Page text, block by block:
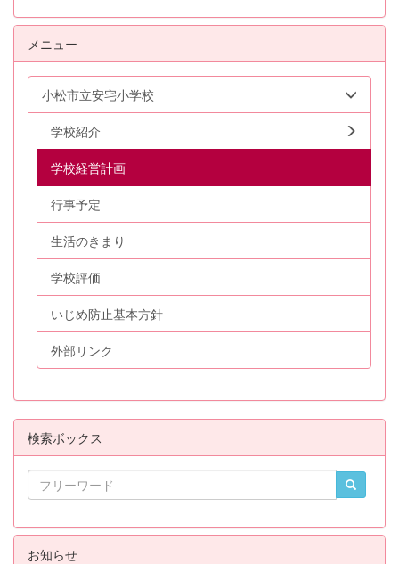
メニュー
小松市立安宅小学校
学校紹介
学校経営計画
行事予定
生活のきまり
学校評価
いじめ防止基本方針
外部リンク
検索ボックス
お知らせ